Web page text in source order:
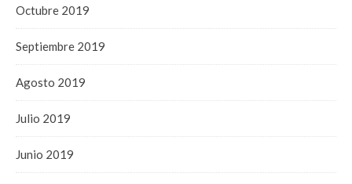
Octubre 2019
Septiembre 2019
Agosto 2019
Julio 2019
Junio 2019